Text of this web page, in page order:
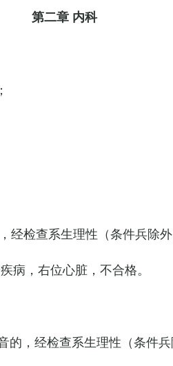
第二章 内科
经检查系生理性（条件兵除外
病，右位心脏，不合格。
的，经检查系生理性（条件兵